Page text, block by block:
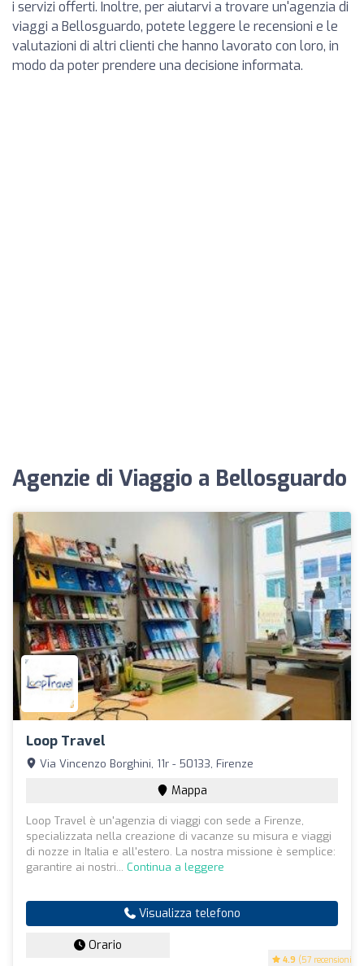
i servizi offerti. Inoltre, per aiutarvi a trovare un'agenzia di
viaggi a Bellosguardo, potete leggere le recensioni e le
valutazioni di altri clienti che hanno lavorato con loro, in
modo da poter prendere una decisione informata.
Agenzie di Viaggio a Bellosguardo
Loop Travel
4.9 (57 recensioni)
Via Vincenzo Borghini, 11r - 50133, Firenze
Mappa
Loop Travel è un'agenzia di viaggi con sede a Firenze,
specializzata nella creazione di vacanze su misura e viaggi
di nozze in Italia e all'estero. La nostra missione è semplice:
garantire ai nostri... Continua a leggere
Visualizza telefono
Orario